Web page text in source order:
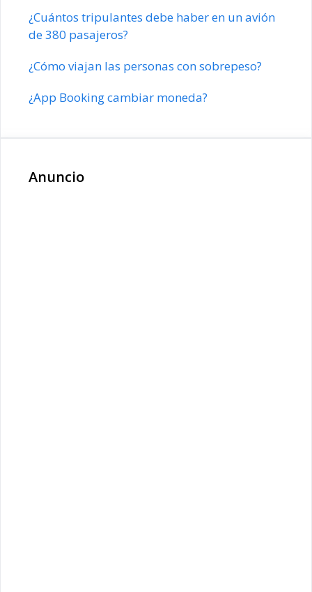
¿Cuántos tripulantes debe haber en un avión
de 380 pasajeros?
¿Cómo viajan las personas con sobrepeso?
¿App Booking cambiar moneda?
Anuncio